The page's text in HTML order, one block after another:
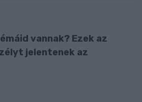
vannak? Ezek az
jelentenek az